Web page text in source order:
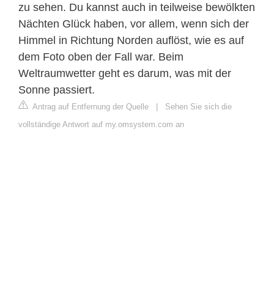
zu sehen. Du kannst auch in teilweise bewölkten
Nächten Glück haben, vor allem, wenn sich der
Himmel in Richtung Norden auflöst, wie es auf
dem Foto oben der Fall war. Beim
Weltraumwetter geht es darum, was mit der
Sonne passiert.
Antrag auf Entfernung der Quelle | Sehen Sie sich die
vollständige Antwort auf my.omsystem.com an